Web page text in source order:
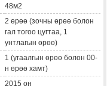
48м2
2 өрөө (зочны өрөө болон
гал тогоо цугтаа, 1
унтлагын өрөө)
1 (угаалгын өрөө болон 00-
н өрөө хамт)
2015 он